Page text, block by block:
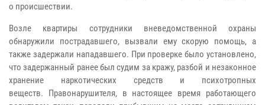
о происшествии.
Возле квартиры сотрудники вневедомственной охраны
обнаружили пострадавшего, вызвали ему скорую помощь, а
также задержали нападавшего. При проверке было установлено,
что задержанный ранее был судим за кражу, разбой и незаконное
хранение наркотических средств и психотропных
веществ. Правонарушителя, в настоящее время работающего